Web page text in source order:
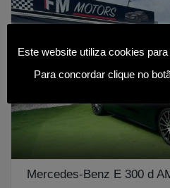
Mercedes-Benz E 300 d
Este website utiliza cookies
Para concordar clique no